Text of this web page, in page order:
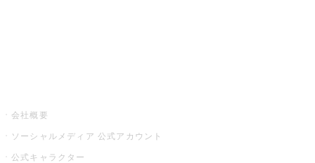
会社概要
ソーシャルメディア 公式アカウント
公式キャラクター